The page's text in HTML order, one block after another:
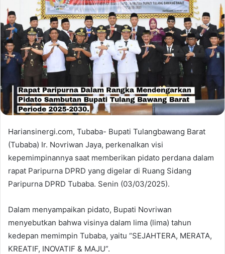
Hariansinergi.com, Tubaba- Bupati Tulangbawang Barat
(Tubaba) Ir. Novriwan Jaya, perkenalkan visi
kepemimpinannya saat memberikan pidato perdana dalam
rapat Paripurna DPRD yang digelar di Ruang Sidang
Paripurna DPRD Tubaba. Senin (03/03/2025).
Dalam menyampaikan pidato, Bupati Novriwan
menyebutkan bahwa visinya dalam lima (lima) tahun
kedepan memimpin Tubaba, yaitu “SEJAHTERA, MERATA,
KREATIF, INOVATIF & MAJU”.